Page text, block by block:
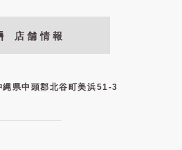
店舗情報
県中頭郡北谷町美浜51-3